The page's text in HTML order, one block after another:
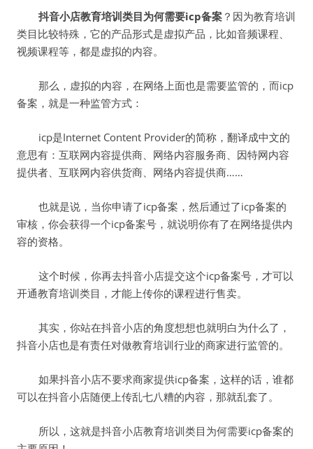
抖音小店教育培训类目为何需要icp备案？因为教育培训
类目比较特殊，它的产品形式是虚拟产品，比如音频课程、
视频课程等，都是虚拟的内容。
那么，虚拟的内容，在网络上面也是需要监管的，而icp
备案，就是一种监管方式：
icp是Internet Content Provider的简称，翻译成中文的
意思有：互联网内容提供商、网络内容服务商、因特网内容
提供者、互联网内容供货商、网络内容提供商……
也就是说，当你申请了icp备案，然后通过了icp备案的
审核，你会获得一个icp备案号，就说明你有了在网络提供内
容的资格。
这个时候，你再去抖音小店提交这个icp备案号，才可以
开通教育培训类目，才能上传你的课程进行售卖。
其实，你站在抖音小店的角度想想也就明白为什么了，
抖音小店也是有责任对做教育培训行业的商家进行监管的。
如果抖音小店不要求商家提供icp备案，这样的话，谁都
可以在抖音小店随便上传乱七八糟的内容，那就乱套了。
所以，这就是抖音小店教育培训类目为何需要icp备案的